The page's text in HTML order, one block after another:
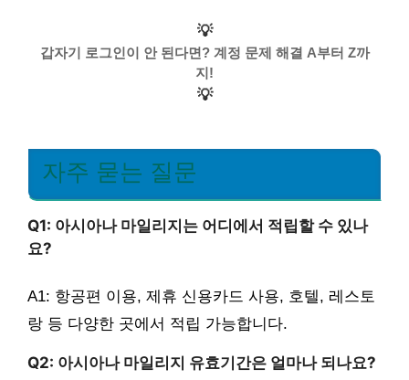
💡
갑자기 로그인이 안 된다면? 계정 문제 해결 A부터 Z까
지!
💡
자주 묻는 질문
Q1: 아시아나 마일리지는 어디에서 적립할 수 있나
요?
A1: 항공편 이용, 제휴 신용카드 사용, 호텔, 레스토
랑 등 다양한 곳에서 적립 가능합니다.
Q2: 아시아나 마일리지 유효기간은 얼마나 되나요?